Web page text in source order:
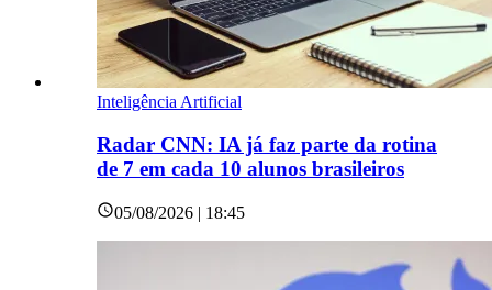
Inteligência Artificial
Radar CNN: IA já faz parte da rotina
de 7 em cada 10 alunos brasileiros
05/08/2026 | 18:45